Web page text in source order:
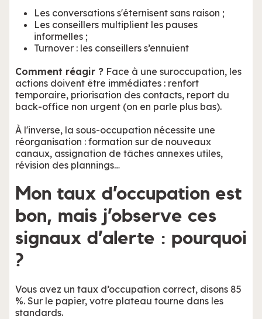
Les conversations s'éternisent sans raison ;
Les conseillers multiplient les pauses
informelles ;
Turnover : les conseillers s’ennuient
Comment réagir ? Face à une suroccupation, les
actions doivent être immédiates : renfort
temporaire, priorisation des contacts, report du
back-office non urgent (on en parle plus bas).
À l'inverse, la sous-occupation nécessite une
réorganisation : formation sur de nouveaux
canaux, assignation de tâches annexes utiles,
révision des plannings…
Mon taux d’occupation est
bon, mais j’observe ces
signaux d’alerte : pourquoi
?
Vous avez un taux d’occupation correct, disons 85
%. Sur le papier, votre plateau tourne dans les
standards.